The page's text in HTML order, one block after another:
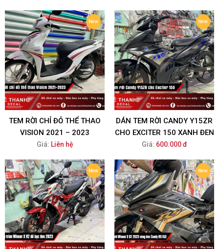
TEM RỜI CHỈ ĐỎ THỂ THAO
VISION 2021 – 2023
Giá: Liên hệ
DÁN TEM RỜI CANDY Y15ZR
CHO EXCITER 150 XANH ĐEN
Giá: 600.000 đ